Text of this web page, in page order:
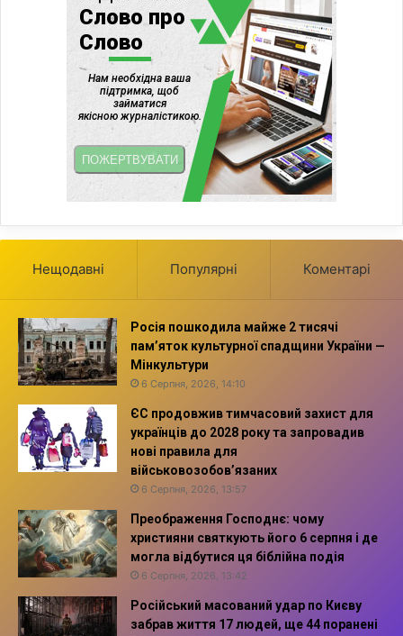
Нещодавні Популярні Коментарі
Росія пошкодила майже 2 тисячі
пам’яток культурної спадщини України —
Мінкультури
6 Серпня, 2026, 14:10
ЄС продовжив тимчасовий захист для
українців до 2028 року та запровадив
нові правила для
військовозобов’язаних
6 Серпня, 2026, 13:57
Преображення Господнє: чому
християни святкують його 6 серпня і де
могла відбутися ця біблійна подія
6 Серпня, 2026, 13:42
Російський масований удар по Києву
забрав життя 17 людей, ще 44 поранені